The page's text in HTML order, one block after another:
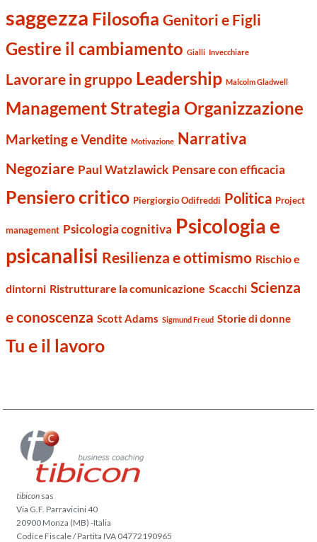
saggezza Filosofia Genitori e Figli
Gestire il cambiamento Gialli Invecchiare
Lavorare in gruppo Leadership Malcolm Gladwell
Management Strategia Organizzazione
Marketing e Vendite Motivazione Narrativa
Negoziare Paul Watzlawick Pensare con efficacia
Pensiero critico Piergiorgio Odifreddi Politica Project
management Psicologia cognitiva Psicologia e
psicanalisi Resilienza e ottimismo Rischio e
dintorni Ristrutturare la comunicazione Scacchi Scienza
e conoscenza Scott Adams Sigmund Freud Storie di donne
Tu e il lavoro
tibicon sas
Via G.F. Parravicini 40
20900 Monza (MB) -Italia
Codice Fiscale / Partita IVA 04772190965